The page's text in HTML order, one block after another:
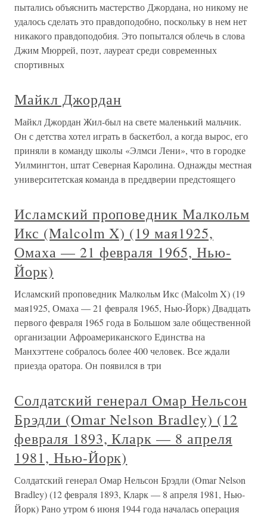
пытались объяснить мастерство Джордана, но никому не
удалось сделать это правдоподобно, поскольку в нем нет
никакого правдоподобия. Это попытался облечь в слова
Джим Мюррей, поэт, лауреат среди современных
спортивных
Майкл Джордан
Майкл Джордан Жил-был на свете маленький мальчик.
Он с детства хотел играть в баскетбол, а когда вырос, его
приняли в команду школы «Элмси Лени», что в городке
Уилмингтон, штат Северная Каролина. Однажды местная
университетская команда в преддверии предстоящего
Исламский проповедник Малкольм
Икс (Malcolm X) (19 мая1925,
Омаха — 21 февраля 1965, Нью-
Йорк)
Исламский проповедник Малкольм Икс (Malcolm X) (19
мая1925, Омаха — 21 февраля 1965, Нью-Йорк) Двадцать
первого февраля 1965 года в Большом зале общественной
организации Афроамериканского Единства на
Манхэттене собралось более 400 человек. Все ждали
приезда оратора. Он появился в три
Солдатский генерал Омар Нельсон
Брэдли (Omar Nelson Bradley) (12
февраля 1893, Кларк — 8 апреля
1981, Нью-Йорк)
Солдатский генерал Омар Нельсон Брэдли (Omar Nelson
Bradley) (12 февраля 1893, Кларк — 8 апреля 1981, Нью-
Йорк) Рано утром 6 июня 1944 года началась операция